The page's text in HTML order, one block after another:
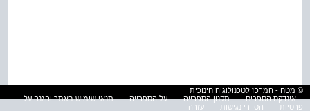
© מטח - המרכז לטכנולוגיה חינוכית
אינדקס הספרים
תקנון הספרייה על הספרייה
תנאי שימוש באתר והגנה על
פרטיות
הסדרי נגישות עזרה